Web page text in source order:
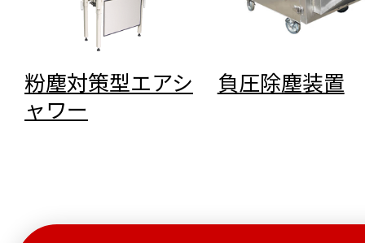
粉塵対策型エアシ
ャワー
負圧除塵装置